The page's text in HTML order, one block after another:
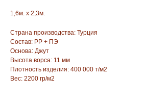
1,6м. х 2,3м.
Страна производства: Турция
Состав: PP + ПЭ
Основа: Джут
Высота ворса: 11 мм
Плотность изделия: 400 000 т/м2
Вес: 2200 гр/м2